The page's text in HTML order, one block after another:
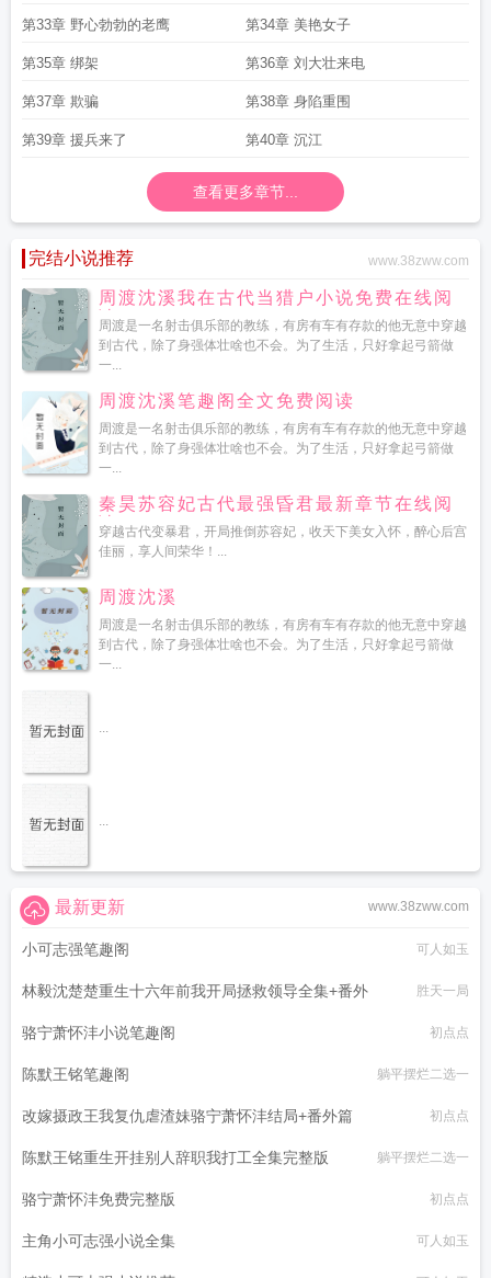
砍下钱老二的脑袋给你下酒
第33章 野心勃勃的老鹰 第34章 美艳女子
第35章 绑架 第36章 刘大壮来电
第37章 欺骗 第38章 身陷重围
第39章 援兵来了 第40章 沉江
查看更多章节...
完结小说推荐 www.38zww.com
周渡沈溪我在古代当猎户小说免费在线阅
读
周渡是一名射击俱乐部的教练，有房有车有存款的他无意中穿越
到古代，除了身强体壮啥也不会。为了生活，只好拿起弓箭做
一...
周渡沈溪笔趣阁全文免费阅读
周渡是一名射击俱乐部的教练，有房有车有存款的他无意中穿越
到古代，除了身强体壮啥也不会。为了生活，只好拿起弓箭做
一...
秦昊苏容妃古代最强昏君最新章节在线阅
读
穿越古代变暴君，开局推倒苏容妃，收天下美女入怀，醉心后宫
佳丽，享人间荣华！...
周渡沈溪
周渡是一名射击俱乐部的教练，有房有车有存款的他无意中穿越
到古代，除了身强体壮啥也不会。为了生活，只好拿起弓箭做
一...
...
...
www.38zww.com
最新更新
小可志强笔趣阁 可人如玉
林毅沈楚楚重生十六年前我开局拯救领导全集+番外 胜天一局
骆宁萧怀沣小说笔趣阁 初点点
陈默王铭笔趣阁 躺平摆烂二选一
改嫁摄政王我复仇虐渣妹骆宁萧怀沣结局+番外篇 初点点
陈默王铭重生开挂别人辞职我打工全集完整版 躺平摆烂二选一
骆宁萧怀沣免费完整版 初点点
主角小可志强小说全集 可人如玉